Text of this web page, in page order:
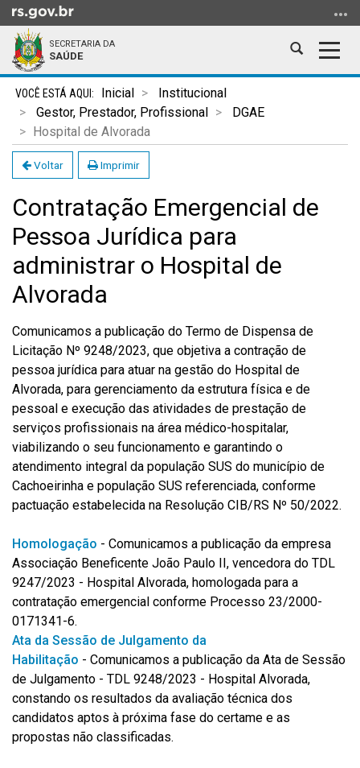
para
conteúdo
menu
para
busca
SECRETARIA DA
SAÚDE
Abrir
Início
conteúdo
Inicial
Institucional
Gestor, Prestador, Profissional
DGAE
Hospital de Alvorada
Voltar Imprimir
Contratação Emergencial de
Pessoa Jurídica para
administrar o Hospital de
Alvorada
Comunicamos a publicação do Termo de Dispensa de
Licitação Nº 9248/2023, que objetiva a contração de
pessoa jurídica para atuar na gestão do Hospital de
Alvorada, para gerenciamento da estrutura física e de
pessoal e execução das atividades de prestação de
serviços profissionais na área médico-hospitalar,
viabilizando o seu funcionamento e garantindo o
atendimento integral da população SUS do município de
Cachoeirinha e população SUS referenciada, conforme
pactuação estabelecida na Resolução CIB/RS Nº 50/2022.
Homologação - Comunicamos a publicação da empresa
Associação Beneficente João Paulo II, vencedora do TDL
9247/2023 - Hospital Alvorada, homologada para a
contratação emergencial conforme Processo 23/2000-
0171341-6.
Ata da Sessão de Julgamento da
Habilitação - Comunicamos a publicação da Ata de Sessão
de Julgamento - TDL 9248/2023 - Hospital Alvorada,
constando os resultados da avaliação técnica dos
candidatos aptos à próxima fase do certame e as
propostas não classificadas.